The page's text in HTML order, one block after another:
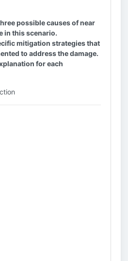
possible causes of near
in this scenario.
mitigation strategies that
to address the damage.
for each